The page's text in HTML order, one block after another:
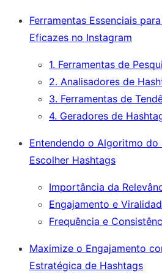
Ferramentas Essenciais
Eficazes no Instagram
1. Ferramentas de
2. Analisadores de
3. Ferramentas de
4. Geradores de
Entendendo o Algoritmo do
Escolher Hashtags
Importância da
Engajamento e
Frequência e
Maximize o Engajamento
Estratégica de Hashtags